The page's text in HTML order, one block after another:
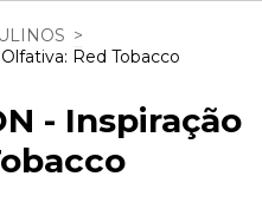
>
Red Tobacco
- Inspiração